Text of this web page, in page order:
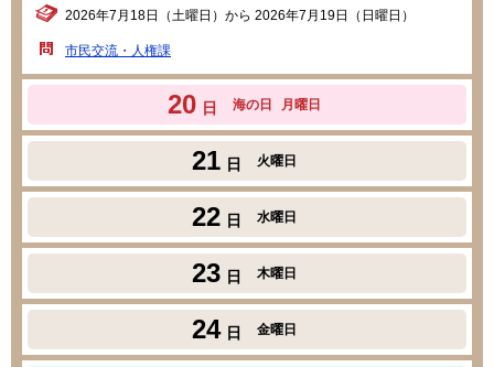
2026年7月18日（土曜日）から 2026年7月19日（日曜日）
市民交流・人権課
20 日 海の日 月曜日
21 日 火曜日
22 日 水曜日
23 日 木曜日
24 日 金曜日